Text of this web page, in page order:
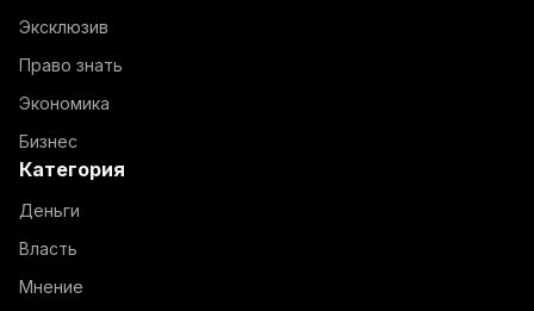
Эксклюзив
Право знать
Экономика
Бизнес
Категория
Деньги
Власть
Мнение